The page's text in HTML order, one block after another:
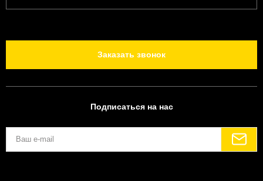
Заказать звонок
Подписаться на нас